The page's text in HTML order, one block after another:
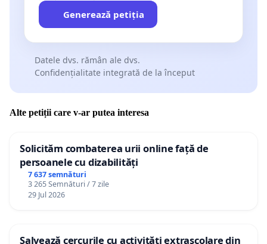
Generează petiția
Datele dvs. rămân ale dvs.
Confidențialitate integrată de la început
Alte petiții care v-ar putea interesa
Solicităm combaterea urii online față de
persoanele cu dizabilități
7 637 semnături
3 265 Semnături / 7 zile
29 Jul 2026
Salvează cercurile cu activități extrașcolare din